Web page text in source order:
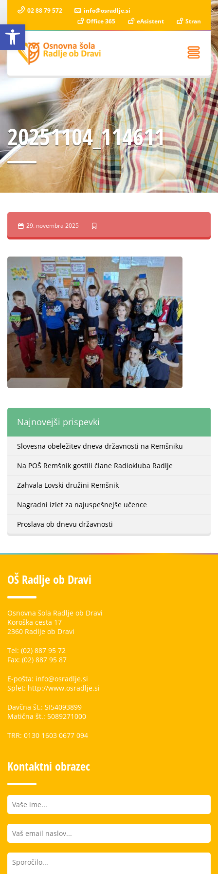
Open toolbar
02 88 79 572
info@osradlje.si
Office 365
eAsistent Stran
20251104_114611
29. novembra 2025
Najnovejši prispevki
Slovesna obeležitev dneva državnosti na Remšniku
Na POŠ Remšnik gostili člane Radiokluba Radlje
Zahvala Lovski družini Remšnik
Nagradni izlet za najuspešnejše učence
Proslava ob dnevu državnosti
OŠ Radlje ob Dravi
Osnovna šola Radlje ob Dravi
Koroška cesta 17
2360 Radlje ob Dravi
Tel: (02) 887 95 72
Fax: (02) 887 95 87
E-pošta: info@osradlje.si
Splet: http://www.osradlje.si
Davčna št.: SI54093899
Matična št.: 5089271000
TRR: 0130 1603 0677 094
Kontaktni obrazec